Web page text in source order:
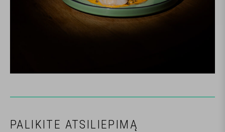
PALIKITE ATSILIEPIMĄ